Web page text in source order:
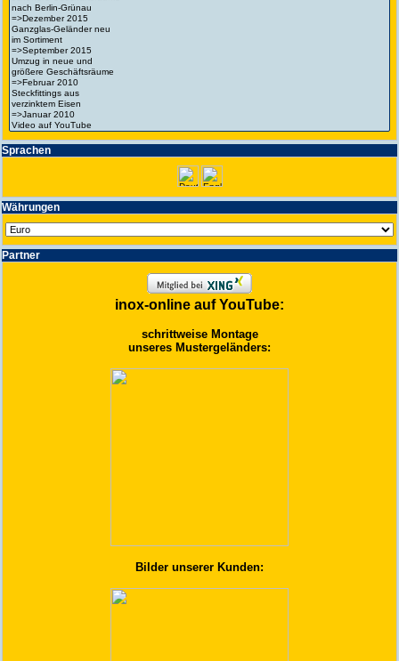
Spra­chen
Wäh­run­gen
Partner
inox-online auf YouTube:
schrittweise Montage
unseres Mustergeländers:
Bilder unserer Kunden: